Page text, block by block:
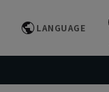
LANGUAGE